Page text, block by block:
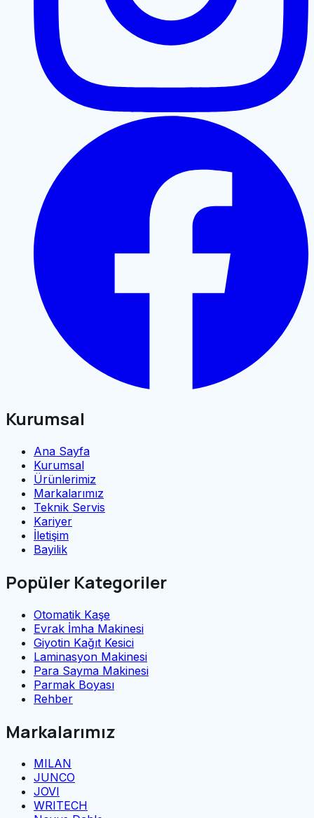
Kurumsal
Ana Sayfa
Kurumsal
Ürünlerimiz
Markalarımız
Teknik Servis
Kariyer
İletişim
Bayilik
Popüler Kategoriler
Otomatik Kaşe
Evrak İmha Makinesi
Giyotin Kağıt Kesici
Laminasyon Makinesi
Para Sayma Makinesi
Parmak Boyası
Rehber
Markalarımız
MILAN
JUNCO
JOVI
WRITECH